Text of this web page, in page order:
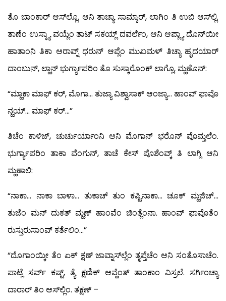
ತೊ ಬಾಂಕಾರ್ ಆಸ್‍ಲ್ಲೊ. ಆನಿ ತಾಚ್ಯಾ ಸಾಮ್ಕಾರ್, ಲಾಗಿಂ ತಿ ಉಬಿ ಆಸ್‍ಲ್ಲಿ.
ತಾಣೆಂ ಉಸ್ಕ್ಯಾ ವಯ್ಲೆಂ ತಾಟ್ ಸಕಯ್ಲ್ ದವರ್ಲೆಂ, ಆನಿ ಆಪ್ಲ್ಯಾ ದೊನ್‍ಯೀ
ಹಾತಾಂನಿ ತಿಕಾ ಆರಾವ್ನ್ ಧರುನ್ ಆಪ್ಲೆಂ ಮುಖಮಳ್ ತಿಚ್ಯಾ ಹೃದಯಾರ್
ದಾಂಬುನ್, ಲ್ಹಾನ್ ಭುರ್ಗ್ಯಾಪರಿಂ ತೊ ಸುಸ್ಕಾರೊಂಕ್ ಲಾಗ್ಲೊ, ಮ್ಹಣೊನ್:
“ಮ್ಹಾಕಾ ಮಾಫ್ ಕರ್, ಮೊಗಾ… ತುಜ್ಯಾ ವಿಶ್ವಾಸಾಕ್ ಆಂಜ್ಯಾ… ಹಾಂವ್ ಫಾವೊ
ನ್ಹಯ್… ಮಾಫ್ ಕರ್…”
ತಿಚೆಂ ಕಾಳಿಜ್, ಚುರ್ಚುರ್ಯಾಂನಿ ಆನಿ ಮೊಗಾನ್ ಭರೊನ್ ವೊಮ್ತಲೆಂ.
ಭುರ್ಗ್ಯಾಪರಿಂ ತಾಕಾ ವೆಂಗುನ್, ತಾಚೆ ಕೇಸ್ ಪೊಶೆಂವ್ಕ್ ತಿ ಲಾಗ್ಲಿ ಆನಿ
ಮ್ಹಣಾಲಿ:
“ನಾಕಾ… ನಾಕಾ ಬಾಳಾ… ತುಕಾಚ್ ತುಂ ಕಷ್ಟಿನಾಕಾ… ಚೂಕ್ ಮ್ಹಜಿಚ್…
ತುಜೆಂ ಮನ್ ದುಕತ್ ಮ್ಹಣ್ ಹಾಂವೆಂ ಚಿಂತ್ಲೆಂನಾ. ಹಾಂವ್ ಫಾವೊತೆಂ
ರುಸ್ತುರುಸಾಂವ್ ಕರ್ತೆಲಿಂ…”
“ದೊಗಾಂಯ್ಕೀ ತೆಂ ಏಕ್ ಕ್ಷಣ್ ಜಾವ್ನಾಸ್‍ಲ್ಲೆಂ ತೃಪ್ತೆಚೆಂ ಆನಿ ಸಂತೊಸಾಚೆಂ.
ಪಾಟ್ಲೆ ಸರ್ವ್ ಕಷ್ಟ್, ತ್ಯೆ ಕ್ಷಣಿಕ್ ಆವ್ದೆಂತ್ ತಾಂಕಾಂ ವಿಸ್ರಲೆ. ಸರ್ಗಿಂಚ್ಯಾ
ದಾರಾರ್ ತಿಂ ಆಸ್‍ಲ್ಲಿಂ. ತಕ್ಷಣ್ –